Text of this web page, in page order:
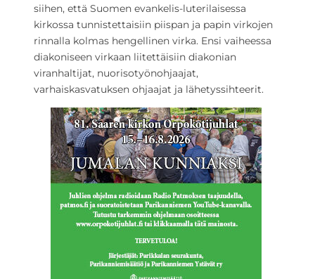
siihen, että Suomen evankelis-luterilaisessa
kirkossa tunnistettaisiin piispan ja papin virkojen
rinnalla kolmas hengellinen virka. Ensi vaiheessa
diakoniseen virkaan liitettäisiin diakonian
viranhaltijat, nuorisotyönohjaajat,
varhaiskasvatuksen ohjaajat ja lähetyssihteerit.